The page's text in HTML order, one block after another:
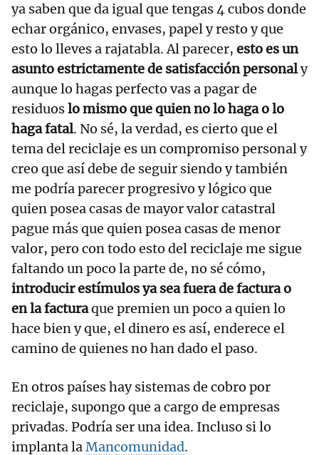
ya saben que da igual que tengas 4 cubos donde
echar orgánico, envases, papel y resto y que
esto lo lleves a rajatabla. Al parecer, esto es un
asunto estrictamente de satisfacción personaly
aunque lo hagas perfecto vas a pagar de
residuoslo mismo que quien no lo haga o lo
haga fatal. No sé, la verdad, es cierto que el
tema del reciclaje es un compromiso personal y
creo que así debe de seguir siendo y también
me podría parecer progresivo y lógico que
quien posea casas de mayor valor catastral
pague más que quien posea casas de menor
valor, pero con todo esto del reciclaje me sigue
faltando un poco la parte de, no sé cómo,
introducir estímulos ya sea fuera de factura o
en la facturaque premien un poco a quien lo
hace bien y que, el dinero es así, enderece el
camino de quienes no han dado el paso.
En otros países hay sistemas de cobro por
reciclaje, supongo que a cargo de empresas
privadas. Podría ser una idea. Incluso si lo
implanta laMancomunidad.